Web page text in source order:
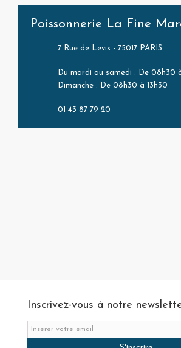
Poissonnerie La Fine
7 Rue de Levis - 75017 PARIS
Du mardi au samedi : De 08h30
Dimanche : De 08h30 à 13h30
01 43 87 79 20
Inscrivez-vous à notre